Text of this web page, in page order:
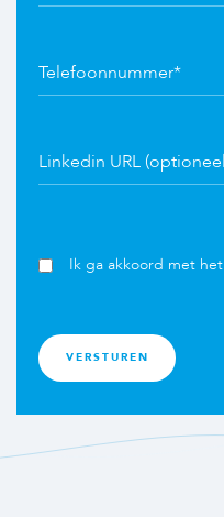
Ik ga akkoord met het